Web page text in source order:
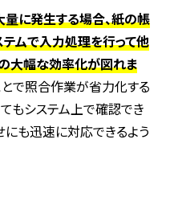
に発生する場合、紙の帳
テムで入力処理を行って他
大幅な効率化が図れま
で照合作業が省力化する
もシステム上で確認でき
も迅速に対応できるよう